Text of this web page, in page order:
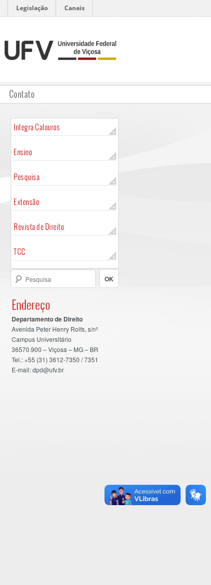
Legislação Canais
Contato
Integra Calouros
Ensino
Pesquisa
Extensão
Revista de Direito
TCC
Endereço
Departamento de Direito
Avenida Peter Henry Rolfs, s/nº
Campus Universitário
36570.900 – Viçosa – MG – BR
Tel.: +55 (31) 3612-7350 / 7351
E-mail: dpd@ufv.br